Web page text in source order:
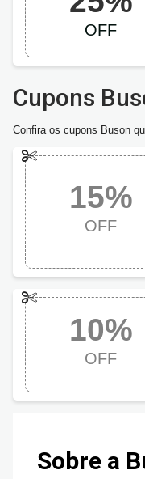
OFF
Cupons
Confira os cupons Buson
15%
OFF
10%
OFF
Sobre a